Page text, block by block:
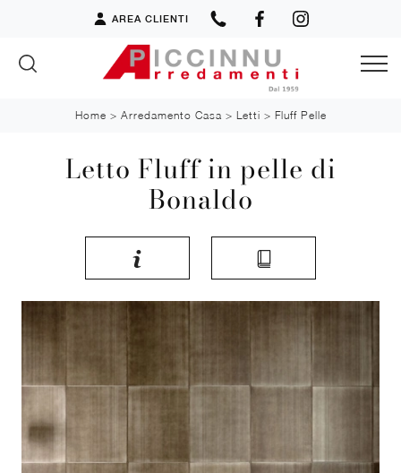
AREA CLIENTI
Home > Arredamento Casa > Letti > Fluff Pelle
Letto Fluff in pelle di
Bonaldo